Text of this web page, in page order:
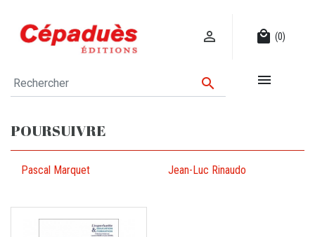
 local_mall (0)
 
POURSUIVRE
Pascal Marquet Jean-Luc Rinaudo